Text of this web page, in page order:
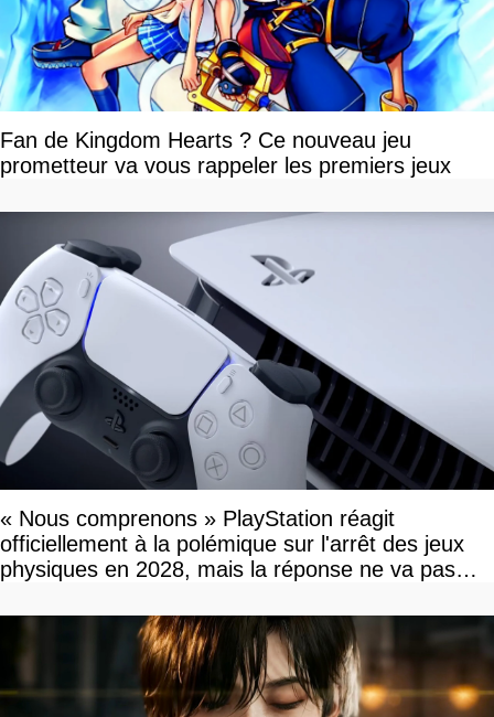
Fan de Kingdom Hearts ? Ce nouveau jeu
prometteur va vous rappeler les premiers jeux
« Nous comprenons » PlayStation réagit
officiellement à la polémique sur l'arrêt des jeux
physiques en 2028, mais la réponse ne va pas